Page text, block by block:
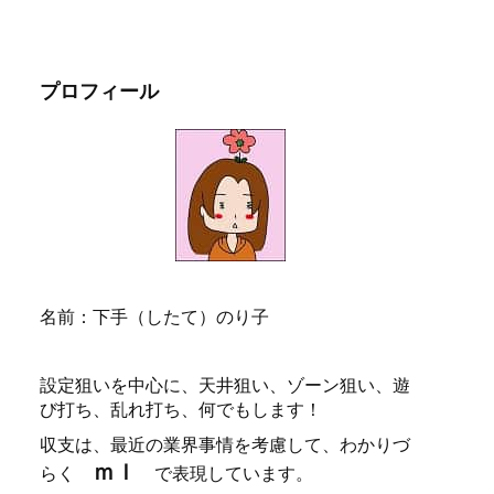
プロフィール
名前：下手（したて）のり子
設定狙いを中心に、天井狙い、ゾーン狙い、遊
び打ち、乱れ打ち、何でもします！
収支は、最近の業界事情を考慮して、わかりづ
らく
ｍｌ
で表現しています。